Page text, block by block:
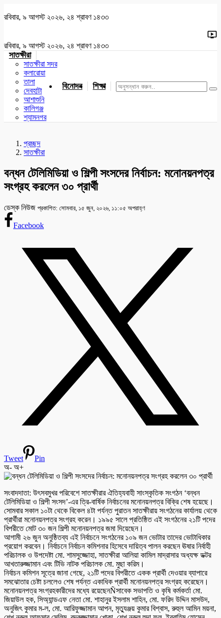
রবিবার, ৯ আগস্ট ২০২৬, ২৪ শ্রাবণ ১৪৩৩
রবিবার, ৯ আগস্ট ২০২৬, ২৪ শ্রাবণ ১৪৩৩
সাতক্ষীরা
সাতক্ষীরা সদর
কলারোয়া
তালা
দেবহাটা
আশাশুনি
কালিগঞ্জ
শ্যামনগর
বিনোদন শিক্ষা খেলাধুলা জাতীয় যশোর
প্রচ্ছদ
সাতক্ষীরা
বন্ধন টেলিমিডিয়া ও শিল্পী সংসদের নির্বাচন: মনোনয়নপত্র
সংগ্রহ করলেন ৩০ প্রার্থী
ডেস্ক নিউজ প্রকাশিত: সোমবার, ১৫ জুন, ২০২৬, ১১:০৫ অপরাহ্ণ
Facebook
Tweet
Pin
অ- অ+
সংবাদদাতা: উৎসবমুখর পরিবেশে সাতক্ষীরার ঐতিহ্যবাহী সাংস্কৃতিক সংগঠন ‘বন্ধন
টেলিমিডিয়া ও শিল্পী সংসদ’-এর ত্রি-বার্ষিক নির্বাচনের মনোনয়নপত্র বিক্রি শেষ হয়েছে।
সোমবার সকাল ১০টা থেকে বিকেল ৪টা পর্যন্ত পুরাতন সাতক্ষীরায় সংগঠনের কার্যালয় থেকে
প্রার্থীরা মনোনয়নপত্র সংগ্রহ করেন। ১৯৯৫ সালে প্রতিষ্ঠিত এই সংগঠনের ২১টি পদের
বিপরীতে মোট ৩০ জন শিল্পী মনোনয়নপত্র জমা দিয়েছেন।
আগামী ২৬ জুন অনুষ্ঠিতব্য এই নির্বাচনে সংগঠনের ১০৯ জন ভোটার তাদের ভোটাধিকার
প্রয়োগ করবেন। নির্বাচনে নির্বাচন কমিশনার হিসেবে দায়িত্ব পালন করছেন ঊষার নির্বাহী
পরিচালক ও উপদেষ্টা মো. শামসুজ্জোহা, সাতক্ষীরা আলিয়া কামিল মাদ্রাসার অধ্যক্ষ ডক্টর
আখতারুজ্জামান এবং টিভি নাটক পরিচালক মো. মুছা করিম।
নির্বাচন কমিশন সূত্রে জানা গেছে, ২১টি পদের বিপরীতে একক প্রার্থী দেওয়ার ব্যাপারে
সমঝোতার চেষ্টা চললেও শেষ পর্যন্ত একাধিক প্রার্থী মনোনয়নপত্র সংগ্রহ করেছেন।
মনোনয়নপত্র সংগ্রহকারীদের মধ্যে রয়েছেনÑসাবেক সভাপতি ও কৃষি কর্মকর্তা মো.
জিয়াউল হক, সিঅ্যান্ডএফ নেতা মো. শাহানুর ইসলাম শাহিন, মো. ফরিদ উদ্দিন মাসউদ,
অনুজিৎ কুমার ম-ল, মো. আরিফুজ্জামান আপন, মৃত্যুঞ্জয় কুমার বিশ্বাস, রুহুল আমিন ময়না,